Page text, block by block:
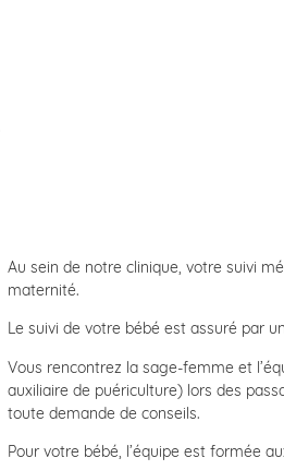
Au sein de notre clinique, votre suivi
maternité.
Le suivi de votre bébé est assuré par
Vous rencontrez la sage-femme et
auxiliaire de puériculture) lors des
toute demande de conseils.
Pour votre bébé, l’équipe est formée